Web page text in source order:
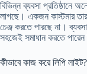
বিভিন্ন ব্যবসা প্রতিষ্ঠানে
লাগছে। একজন কাস্টমার তার
চেঞ্জ করতে পারছে না।
সহজেই সমাধান করতে পারেন
কীভাবে কাজ করে লিপি লাইট?